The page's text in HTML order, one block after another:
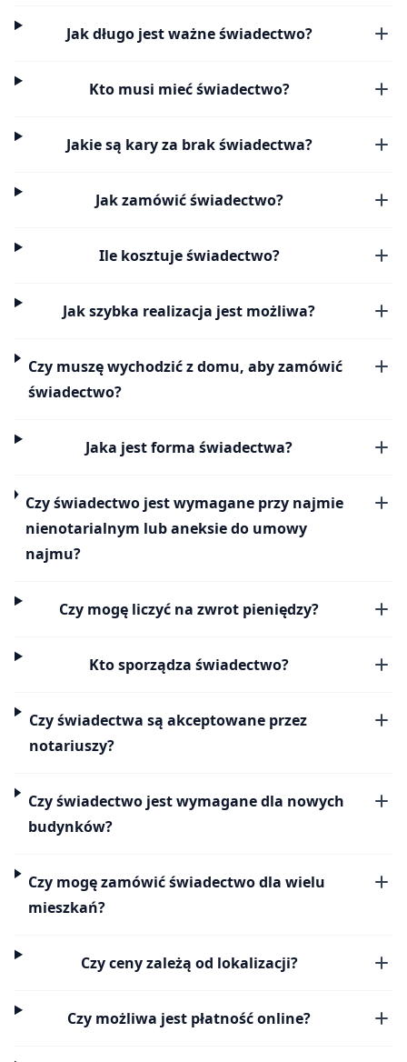
Jak długo jest ważne świadectwo?
Kto musi mieć świadectwo?
Jakie są kary za brak świadectwa?
Jak zamówić świadectwo?
Ile kosztuje świadectwo?
Jak szybka realizacja jest możliwa?
Czy muszę wychodzić z domu, aby zamówić
świadectwo?
Jaka jest forma świadectwa?
Czy świadectwo jest wymagane przy najmie
nienotarialnym lub aneksie do umowy
najmu?
Czy mogę liczyć na zwrot pieniędzy?
Kto sporządza świadectwo?
Czy świadectwa są akceptowane przez
notariuszy?
Czy świadectwo jest wymagane dla nowych
budynków?
Czy mogę zamówić świadectwo dla wielu
mieszkań?
Czy ceny zależą od lokalizacji?
Czy możliwa jest płatność online?